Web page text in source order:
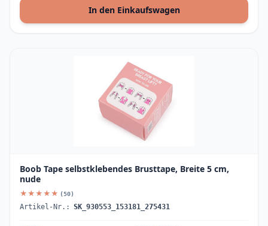
In den Einkaufswagen
Boob Tape selbstklebendes Brusttape, Breite 5 cm,
nude
★★★★★ (50)
Artikel-Nr.: SK_930553_153181_275431